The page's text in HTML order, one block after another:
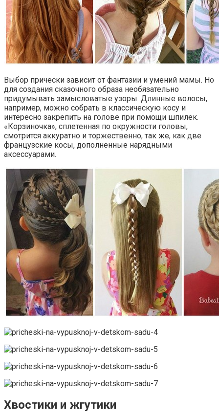
Выбор прически зависит от фантазии и умений мамы. Но
для создания сказочного образа необязательно
придумывать замысловатые узоры. Длинные волосы,
например, можно собрать в классическую косу и
интересно закрепить на голове при помощи шпилек.
«Корзиночка», сплетенная по окружности головы,
смотрится аккуратно и торжественно, так же, как две
французские косы, дополненные нарядными
аксессуарами.
Хвостики и жгутики